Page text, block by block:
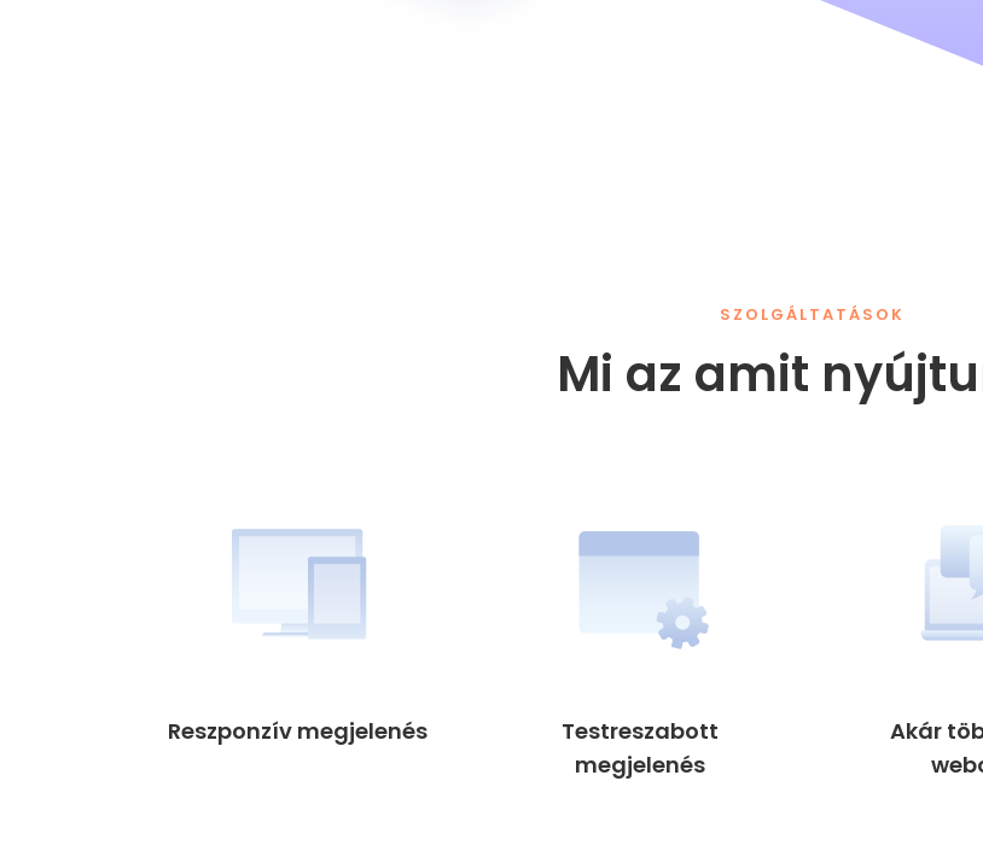
SZOLGÁLTATÁSOK
Mi az amit
Reszponzív megjelenés
Testreszabott
megjelenés
Akár